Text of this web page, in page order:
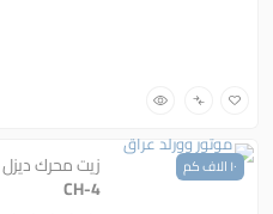
١٠ الاف كم
CH-4